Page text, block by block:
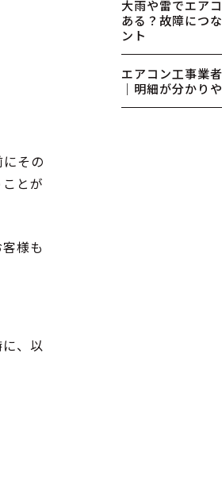
その
とが
様も
、以
大雨や雷でエア
ある？故障につ
ント
エアコン工事業
｜明細が分かり